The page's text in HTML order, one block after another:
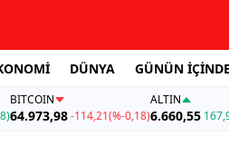
DÜNYA GÜNÜN
BITCOIN
64.973,98-114,21(%-0,18)
ALTIN
6.660,55